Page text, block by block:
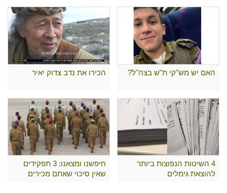
האם יש מש"קי ת"ש בצה"ל? הכירו את נדב צדוק יאיר
4 השיטות הנפוצות ביותר
להוצאת גימלים
חיפשנו ומצאנו: 3 תפקידים
שאין סיכוי שאתם מכירים